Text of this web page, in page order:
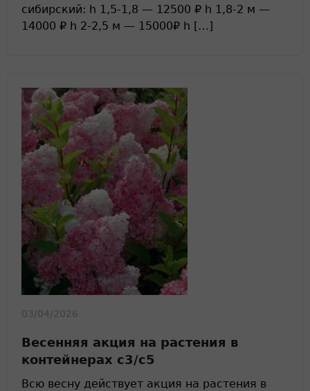
сибирский: h 1,5-1,8 — 12500 ₽ h 1,8-2 м —
14000 ₽ h 2-2,5 м — 15000₽ h […]
03/04/2026
Весенняя акция на растения в
контейнерах с3/с5
Всю весну действует акция на растения в